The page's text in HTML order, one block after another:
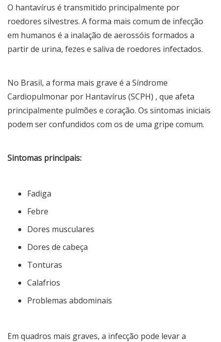
O hantavírus é transmitido principalmente por
roedores silvestres. A forma mais comum de infecção
em humanos é a inalação de aerossóis formados a
partir de urina, fezes e saliva de roedores infectados.
No Brasil, a forma mais grave é a Síndrome
Cardiopulmonar por Hantavírus (SCPH) , que afeta
principalmente pulmões e coração. Os sintomas iniciais
podem ser confundidos com os de uma gripe comum.
Sintomas principais:
Fadiga
Febre
Dores musculares
Dores de cabeça
Tonturas
Calafrios
Problemas abdominais
Em quadros mais graves, a infecção pode levar a